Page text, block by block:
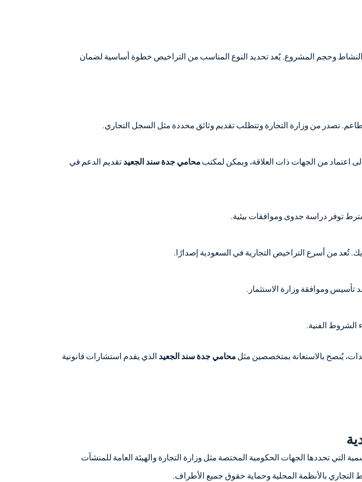
النشاط وحجم المشروع. يُعد تحديد النوع المناسب من التراخيص خطوة أساسية لضمان
تصدر من وزارة التجارة وتتطلب تقديم وثائق محددة مثل السجل التجاري.
اعتماد من الجهات ذات العلاقة، ويمكن لمكتبمحامي جدة سند الجعيدتقديم الدعم في
توفر دراسة جدوى وموافقات بيئية.
تُعد من أسرع التراخيص التجارية في السعودية إصدارًا.
وموافقة وزارة الاستثمار.
الشروط الفنية.
يُنصح بالاستعانة بمتخصصين مثلمحامي جدة سند الجعيد الذي يقدم استشارات قانونية
تحددها الجهات الحكومية المختصة مثل وزارة التجارة والهيئة العامة للمنشآت
بالأنظمة المحلية وحماية حقوق جميع الأطراف.